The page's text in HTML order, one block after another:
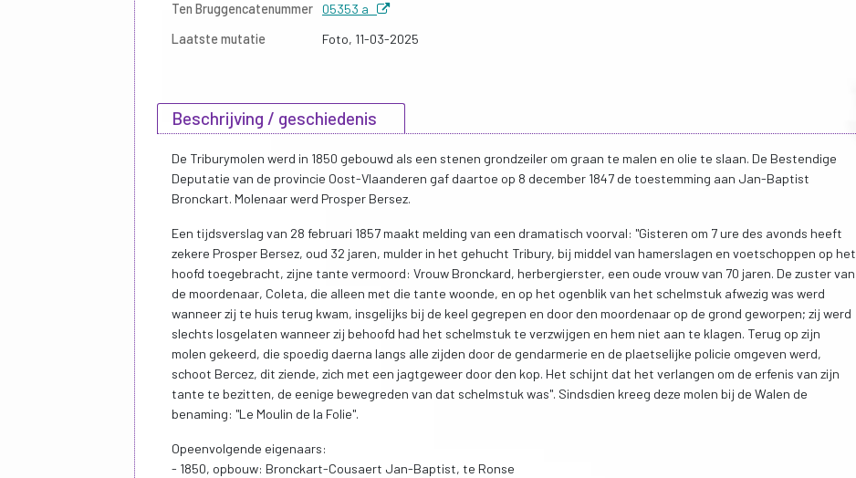
Ten Bruggencatenummer 05353 a
Laatste mutatie
Foto, 11-03-2025
Beschrijving / geschiedenis
De Triburymolen werd in 1850 gebouwd als een stenen grondzeiler om graan te malen en olie te slaan. De Bestendige
Deputatie van de provincie Oost-Vlaanderen gaf daartoe op 8 december 1847 de toestemming aan Jan-Baptist
Bronckart. Molenaar werd Prosper Bersez.
Een tijdsverslag van 28 februari 1857 maakt melding van een dramatisch voorval: "Gisteren om 7 ure des avonds heeft
zekere Prosper Bersez, oud 32 jaren, mulder in het gehucht Tribury, bij middel van hamerslagen en voetschoppen op het
hoofd toegebracht, zijne tante vermoord: Vrouw Bronckard, herbergierster, een oude vrouw van 70 jaren. De zuster van
de moordenaar, Coleta, die alleen met die tante woonde, en op het ogenblik van het schelmstuk afwezig was werd
wanneer zij te huis terug kwam, insgelijks bij de keel gegrepen en door den moordenaar op de grond geworpen; zij werd
slechts losgelaten wanneer zij behoofd had het schelmstuk te verzwijgen en hem niet aan te klagen. Terug op zijn
molen gekeerd, die spoedig daerna langs alle zijden door de gendarmerie en de plaetselijke policie omgeven werd,
schoot Bercez, dit ziende, zich met een jagtgeweer door den kop. Het schijnt dat het verlangen om de erfenis van zijn
tante te bezitten, de eenige bewegreden van dat schelmstuk was". Sindsdien kreeg deze molen bij de Walen de
benaming: "Le Moulin de la Folie".
Opeenvolgende eigenaars:
- 1850, opbouw: Bronckart-Cousaert Jan-Baptist, te Ronse